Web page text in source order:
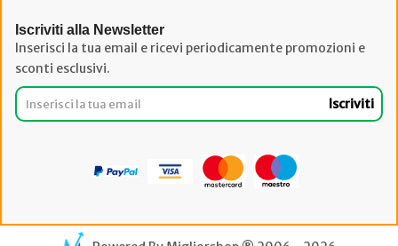
Iscriviti alla Newsletter
Inserisci la tua email e ricevi periodicamente promozioni e
sconti esclusivi.
Iscriviti